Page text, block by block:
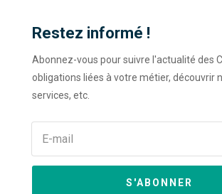
Restez informé !
Abonnez-vous pour suivre l'actualité des
obligations liées à votre métier, découvrir
services, etc.
S'ABONNER